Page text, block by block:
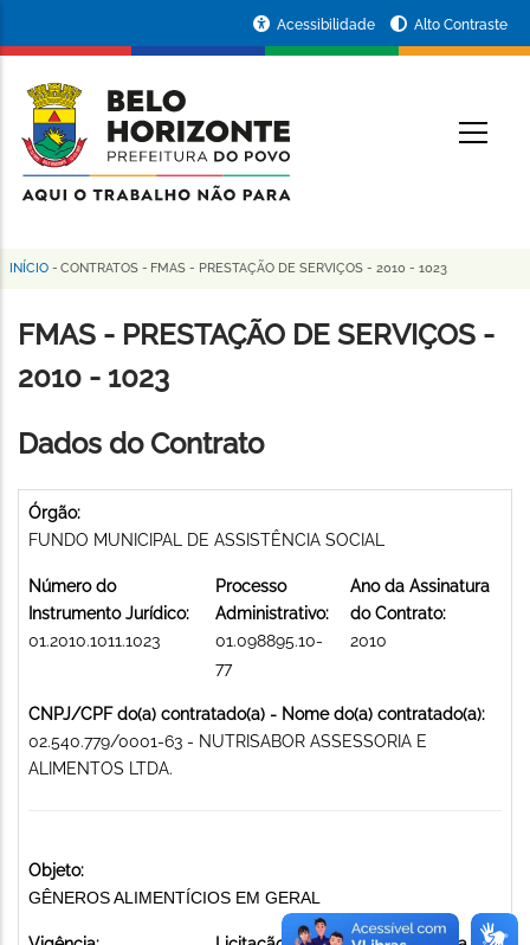
conteúdo
principal
da
Prefeitura
de
Horizonte
Acessibilidade Alto Contraste
Trilha
de
navegação
INÍCIO - CONTRATOS - FMAS - PRESTAÇÃO DE SERVIÇOS - 2010 - 1023
FMAS - PRESTAÇÃO DE SERVIÇOS -
2010 - 1023
Dados do Contrato
Órgão:
FUNDO MUNICIPAL DE ASSISTÊNCIA SOCIAL
Número do
Instrumento Jurídico:
01.2010.1011.1023
Processo
Administrativo:
01.098895.10-
77
Ano da Assinatura
do Contrato:
2010
CNPJ/CPF do(a) contratado(a) - Nome do(a) contratado(a):
02.540.779/0001-63 - NUTRISABOR ASSESSORIA E
ALIMENTOS LTDA.
Objeto:
GÊNEROS ALIMENTÍCIOS EM GERAL